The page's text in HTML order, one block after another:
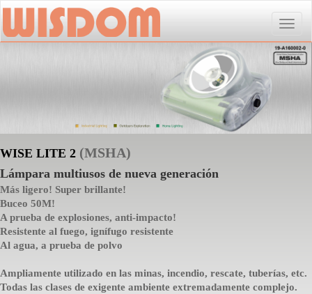
Toggle
WISE LITE 2 (MSHA)
Lámpara multiusos de nueva generación
Más ligero! Super brillante!
Buceo 50M!
A prueba de explosiones, anti-impacto!
Resistente al fuego, ignífugo resistente
Al agua, a prueba de polvo
Ampliamente utilizado en las minas, incendio, rescate, tuberías, etc.
Todas las clases de exigente ambiente extremadamente complejo.